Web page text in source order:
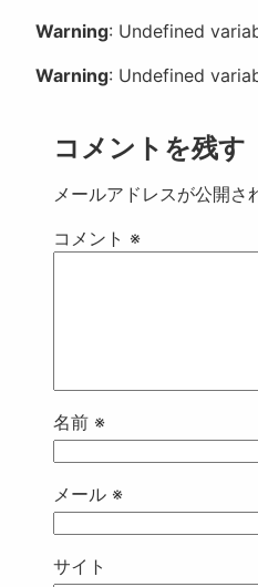
Warning: Undefined
Warning: Undefined
コメントを残す
メールアドレスが公開さ
コメント ※
名前 ※
メール ※
サイト